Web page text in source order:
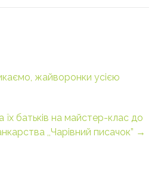
жайворонки усією
батьків на майстер-клас до
,,Чарівний писачок” →